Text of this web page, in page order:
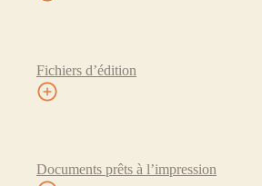
Fichiers d’édition
Documents prêts à l’impression